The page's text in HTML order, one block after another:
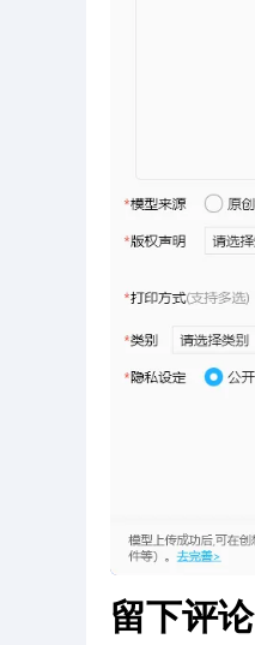
留下评论